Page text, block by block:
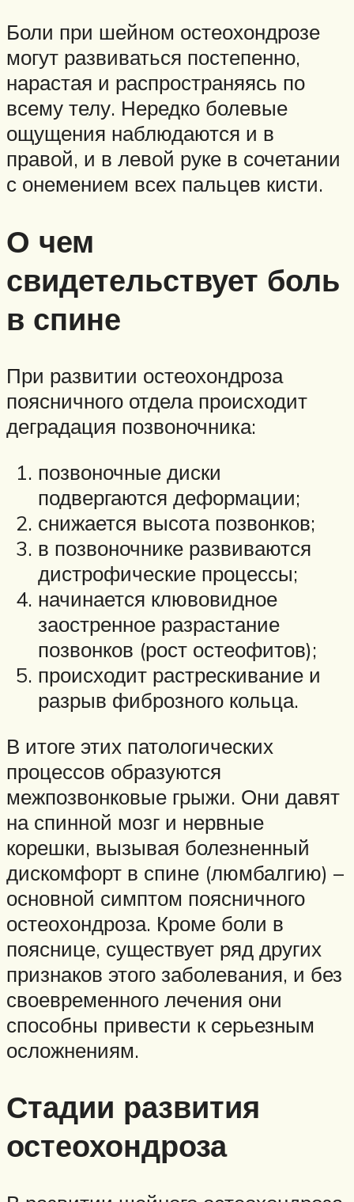
Боли при шейном остеохондрозе
могут развиваться постепенно,
нарастая и распространяясь по
всему телу. Нередко болевые
ощущения наблюдаются и в
правой, и в левой руке в сочетании
с онемением всех пальцев кисти.
О чем
свидетельствует боль
в спине
При развитии остеохондроза
поясничного отдела происходит
деградация позвоночника:
позвоночные диски
подвергаются деформации;
снижается высота позвонков;
в позвоночнике развиваются
дистрофические процессы;
начинается клювовидное
заостренное разрастание
позвонков (рост остеофитов);
происходит растрескивание и
разрыв фиброзного кольца.
В итоге этих патологических
процессов образуются
межпозвонковые грыжи. Они давят
на спинной мозг и нервные
корешки, вызывая болезненный
дискомфорт в спине (люмбалгию) –
основной симптом поясничного
остеохондроза. Кроме боли в
пояснице, существует ряд других
признаков этого заболевания, и без
своевременного лечения они
способны привести к серьезным
осложнениям.
Стадии развития
остеохондроза